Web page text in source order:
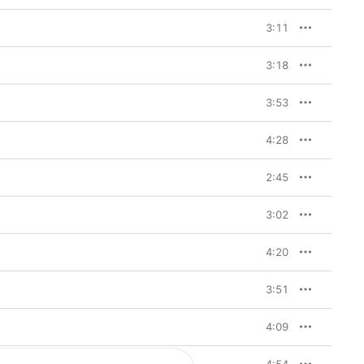
3:11
3:18
3:53
4:28
2:45
3:02
4:20
3:51
4:09